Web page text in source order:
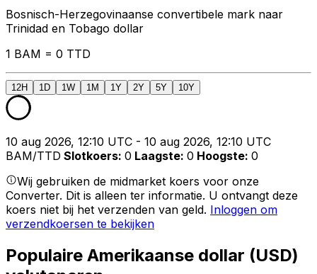
Bosnisch-Herzegovinaanse convertibele mark naar
Trinidad en Tobago dollar
1 BAM = 0 TTD
12H 1D 1W 1M 1Y 2Y 5Y 10Y
10 aug 2026, 12:10 UTC - 10 aug 2026, 12:10 UTC
BAM/TTD Slotkoers: 0 Laagste: 0 Hoogste: 0
Wij gebruiken de midmarket koers voor onze
Converter. Dit is alleen ter informatie. U ontvangt deze
koers niet bij het verzenden van geld. Inloggen om
verzendkoersen te bekijken
Populaire Amerikaanse dollar (USD)